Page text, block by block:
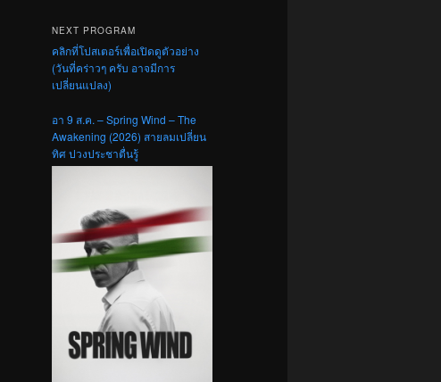
NEXT PROGRAM
คลิกที่โปสเตอร์เพื่อเปิดดูตัวอย่าง
(วันที่คร่าวๆ ครับ อาจมีการ
เปลี่ยนแปลง)
อา 9 ส.ค. – Spring Wind – The
Awakening (2026) สายลมเปลี่ยน
ทิศ ปวงประชาตื่นรู้